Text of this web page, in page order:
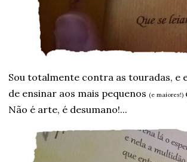
Sou totalmente contra as touradas, e
de ensinar aos mais pequenos (e maiores!)
Não é arte, é desumano!...